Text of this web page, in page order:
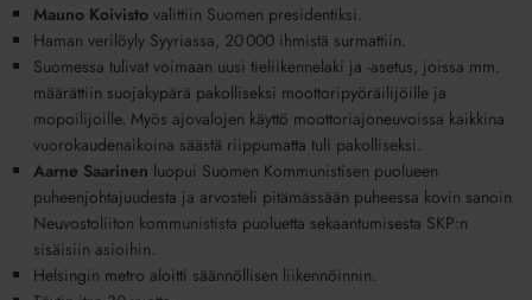
Mauno Koivisto valittiin Suomen presidentiksi.
Haman verilöyly Syyriassa, 20 000 ihmistä surmattiin.
Suomessa tulivat voimaan uusitieliikennelaki ja -asetus, joissa mm.
määrättiin suojakypärä pakolliseksi moottoripyöräilijöille ja
mopoilijoille. Myös ajovalojen käyttö moottoriajoneuvoissa kaikkina
vuorokaudenaikoina säästä riippumatta tuli pakolliseksi.
Aarne Saarinen luopui Suomen Kommunistisen puolueen
puheenjohtajuudesta jaarvosteli pitämässään puheessa kovin sanoin
Neuvostoliiton kommunistista puoluetta sekaantumisesta SKP:n
sisäisiin asioihin.
Helsingin metro aloitti säännöllisen liikennöinnin.